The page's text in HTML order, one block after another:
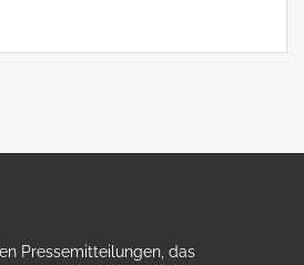
Pressemitteilungen, das